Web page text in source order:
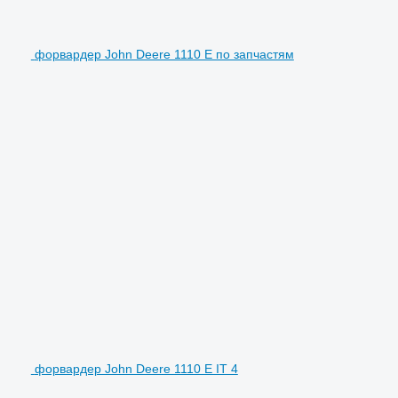
форвардер John Deere 1110 E по запчастям
форвардер John Deere 1110 E IT 4